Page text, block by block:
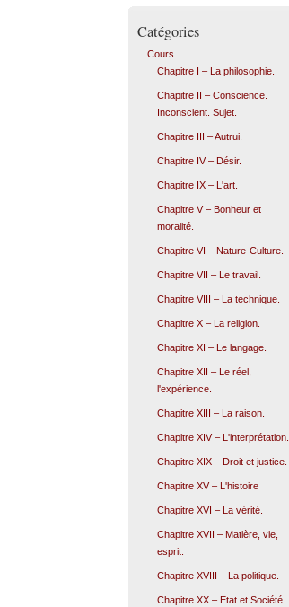
Catégories
Cours
Chapitre I – La philosophie.
Chapitre II – Conscience.
Inconscient. Sujet.
Chapitre III – Autrui.
Chapitre IV – Désir.
Chapitre IX – L'art.
Chapitre V – Bonheur et
moralité.
Chapitre VI – Nature-Culture.
Chapitre VII – Le travail.
Chapitre VIII – La technique.
Chapitre X – La religion.
Chapitre XI – Le langage.
Chapitre XII – Le réel,
l'expérience.
Chapitre XIII – La raison.
Chapitre XIV – L'interprétation.
Chapitre XIX – Droit et justice.
Chapitre XV – L'histoire
Chapitre XVI – La vérité.
Chapitre XVII – Matière, vie,
esprit.
Chapitre XVIII – La politique.
Chapitre XX – Etat et Société.